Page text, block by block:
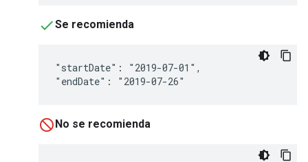
Se recomienda
"startDate": "2019-07-01",
"endDate": "2019-07-26"
No se recomienda